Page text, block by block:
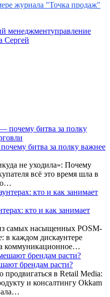
журнала "Точка продаж"
менеджментуправление
Сергей
битва за полку важнее
не уходила»: Почему
всё это время шла в
кто и как занимает
самых насыщенных POSM-
в каждом дискаунтере
коммуникационное…
брендам расти?
продвигаться в Retail Media:
и консалтингу Okkam